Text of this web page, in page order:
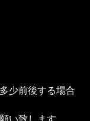
少前後する場合
い致します。